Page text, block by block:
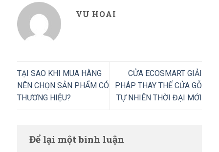
VU HOAI
TẠI SAO KHI MUA HÀNG
NÊN CHỌN SẢN PHẨM CÓ
THƯƠNG HIỆU?
CỬA ECOSMART GIẢI
PHÁP THAY THẾ CỬA GỖ
TỰ NHIÊN THỜI ĐẠI MỚI
Để lại một bình luận